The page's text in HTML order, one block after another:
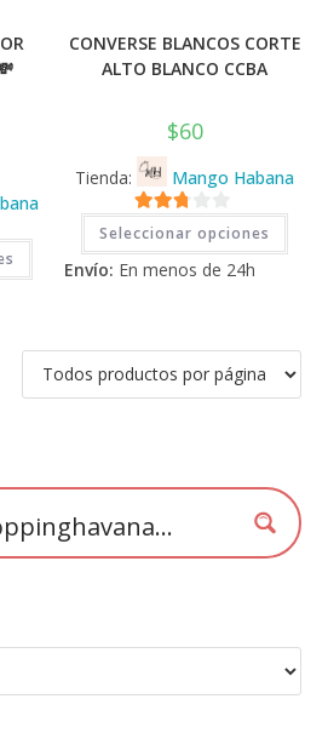
Este
producto
tiene
opciones
se
pueden
elegir
producto
CONVERSE BLANCOS CORTE
ALTO BLANCO CCBA
$60
Tienda: Mango Habana
2.71
de 5
Seleccionar opciones
Este
tiene
Envío: En menos de 24h